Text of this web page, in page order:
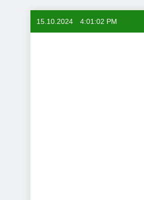
15.10.2024 4:01:03 PM